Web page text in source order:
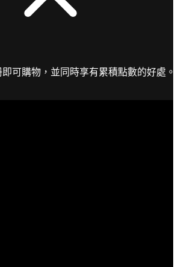
可購物，並同時享有累積點數的好處。